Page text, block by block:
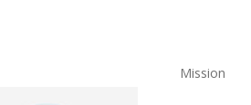
Mission